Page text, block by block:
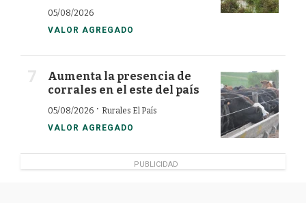
05/08/2026
VALOR AGREGADO
Aumenta la presencia de
corrales en el este del país
05/08/2026 · Rurales El País
VALOR AGREGADO
PUBLICIDAD